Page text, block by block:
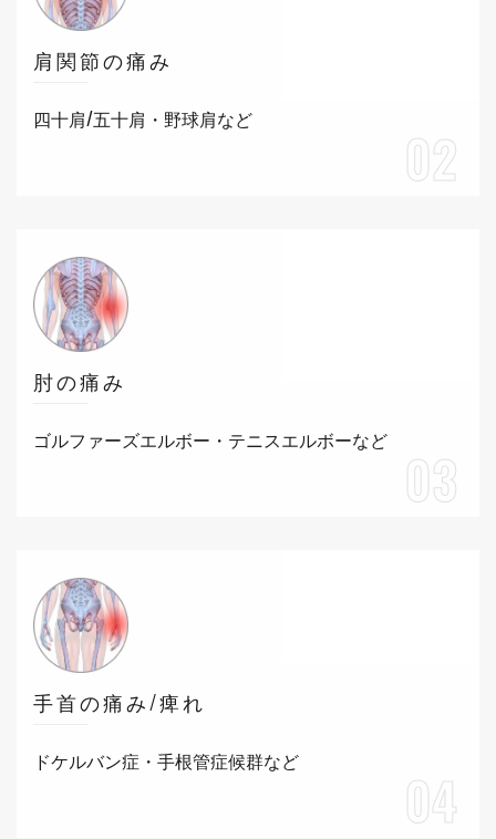
肩関節の痛み
四十肩/五十肩・野球肩など
02
肘の痛み
ゴルファーズエルボー・テニスエルボーなど
03
手首の痛み/痺れ
ドケルバン症・手根管症候群など
04